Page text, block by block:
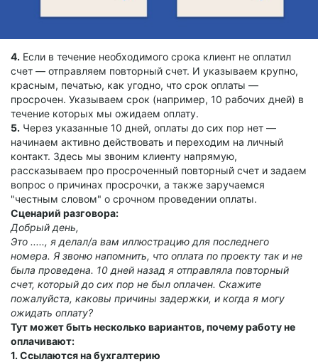
4. Если в течение необходимого срока клиент не оплатил
счет — отправляем повторный счет. И указываем крупно,
красным, печатью, как угодно, что срок оплаты —
просрочен. Указываем срок (например, 10 рабочих дней) в
течение которых мы ожидаем оплату.
5. Через указанные 10 дней, оплаты до сих пор нет —
начинаем активно действовать и переходим на личный
контакт. Здесь мы звоним клиенту напрямую,
рассказываем про просроченный повторный счет и задаем
вопрос о причинах просрочки, а также заручаемся
"честным словом" о срочном проведении оплаты.
Сценарий разговора:
Добрый день,
Это ....., я делал/а вам иллюстрацию для последнего
номера. Я звоню напомнить, что оплата по проекту так и не
была проведена. 10 дней назад я отправляла повторный
счет, который до сих пор не был оплачен. Скажите
пожалуйста, каковы причины задержки, и когда я могу
ожидать оплату?
Тут может быть несколько вариантов, почему работу не
оплачивают:
1. Ссылаются на бухгалтерию